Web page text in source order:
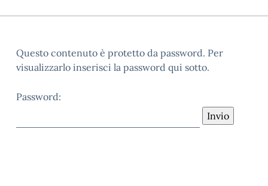
Questo contenuto è protetto da password. Per
visualizzarlo inserisci la password qui sotto.
Password: